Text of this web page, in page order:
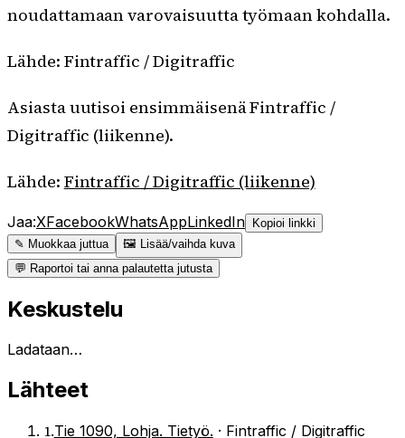
noudattamaan varovaisuutta työmaan kohdalla.
Lähde: Fintraffic / Digitraffic
Asiasta uutisoi ensimmäisenä Fintraffic /
Digitraffic (liikenne).
Lähde: Fintraffic / Digitraffic (liikenne)
Jaa:XFacebookWhatsAppLinkedIn
Kopioi linkki
✎ Muokkaa juttua
🖼 Lisää/vaihda kuva
💬 Raportoi tai anna palautetta jutusta
Keskustelu
Ladataan…
Lähteet
1.Tie 1090, Lohja. Tietyö. · Fintraffic / Digitraffic